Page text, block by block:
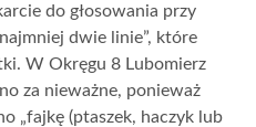
do głosowania przy
dwie linie”, które
W Okręgu 8 Lubomierz
za nieważne, ponieważ
„fajkę (ptaszek, haczyk lub